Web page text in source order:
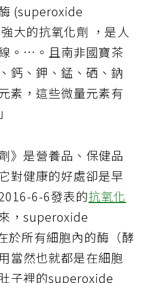
(superoxide
大的抗氧化劑 ，是人
。…。且南非國寶茶
鈣、鉀、錳、硒、鈉
素，這些微量元素有
》是營養品、保健品
對健康的好處卻是早
6-6發表的抗氧化
，superoxide
於所有細胞內的酶（酵
當然也就都是在細胞
子裡的superoxide